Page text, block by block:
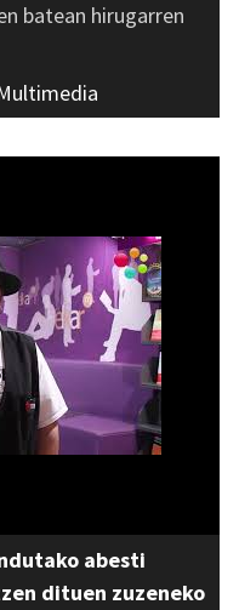
batean hirugarren
abesti
dituen zuzeneko